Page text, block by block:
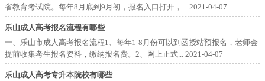
省教育考试院。每年8月底到9月初，报名入口打开，... 2021-04-07
乐山成人高考报名流程有哪些
一、乐山市成人高考报名流程1、每年1-8月份可以到函授站预报名，老师会
提前收集考生报名资料，缴纳报名费。2、网上正式... 2021-04-07
乐山成人高考专升本院校有哪些